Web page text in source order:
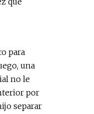
para
una
no le
por
separar